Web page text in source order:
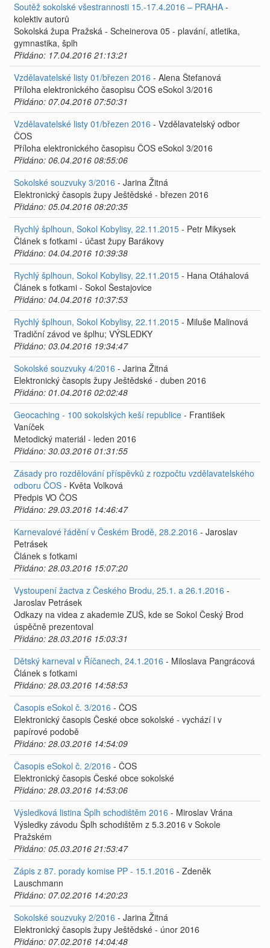
Soutěž sokolské všestrannosti 15.-17.4.2016 – PRAHA -
kolektiv autorů
Sokolská župa Pražská - Scheinerova 05 - plavání, atletika,
gymnastika, šplh
Přidáno: 17.04.2016 21:13:21
Vzdělavatelské listy 01/březen 2016 - Alena Štefanová
Příloha elektronického časopisu ČOS eSokol 3/2016
Přidáno: 07.04.2016 07:50:31
Vzdělavatelské listy 01/březen 2016 - Vzdělavatelský odbor
ČOS
Příloha elektronického časopisu ČOS eSokol 3/2016
Přidáno: 06.04.2016 08:55:06
Sokolské souzvuky 3/2016 - Jarina Žitná
Elektronický časopis župy Ještědské - březen 2016
Přidáno: 05.04.2016 08:20:35
Rychlý šplhoun, Sokol Kobylisy, 22.11.2015 - Petr Mikysek
Článek s fotkami - účast župy Barákovy
Přidáno: 04.04.2016 10:39:38
Rychlý šplhoun, Sokol Kobylisy, 22.11.2015 - Hana Otáhalová
Článek s fotkami - Sokol Šestajovice
Přidáno: 04.04.2016 10:37:53
Rychlý šplhoun, Sokol Kobylisy, 22.11.2015 - Miluše Malinová
Tradiční závod ve šplhu; VÝSLEDKY
Přidáno: 03.04.2016 19:34:47
Sokolské souzvuky 4/2016 - Jarina Žitná
Elektronický časopis župy Ještědské - duben 2016
Přidáno: 01.04.2016 02:02:48
Geocaching - 100 sokolských keší republice - František
Vaníček
Metodický materiál - leden 2016
Přidáno: 30.03.2016 01:31:55
Zásady pro rozdělování příspěvků z rozpočtu vzdělavatelského
odboru ČOS - Květa Volková
Předpis VO ČOS
Přidáno: 29.03.2016 14:46:47
Karnevalové řádění v Českém Brodě, 28.2.2016 - Jaroslav
Petrásek
Článek s fotkami
Přidáno: 28.03.2016 15:07:20
Vystoupení žactva z Českého Brodu, 25.1. a 26.1.2016 -
Jaroslav Petrásek
Odkazy na videa z akademie ZUŠ, kde se Sokol Český Brod
úspěčně prezentoval
Přidáno: 28.03.2016 15:03:31
Dětský karneval v Říčanech, 24.1.2016 - Miloslava Pangrácová
Článek s fotkami
Přidáno: 28.03.2016 14:58:53
Časopis eSokol č. 3/2016 - ČOS
Elektronický časopis České obce sokolské - vychází i v
papírové podobě
Přidáno: 28.03.2016 14:54:09
Časopis eSokol č. 2/2016 - ČOS
Elektronický časopis České obce sokolské
Přidáno: 28.03.2016 14:53:06
Výsledková listina Šplh schodištěm 2016 - Miroslav Vrána
Výsledky závodu Šplh schodištěm z 5.3.2016 v Sokole
Pražském
Přidáno: 05.03.2016 21:53:47
Zápis z 87. porady komise PP - 15.1.2016 - Zdeněk
Lauschmann
Přidáno: 07.02.2016 14:20:23
Sokolské souzvuky 2/2016 - Jarina Žitná
Elektronický časopis župy Ještědské - únor 2016
Přidáno: 07.02.2016 14:04:48